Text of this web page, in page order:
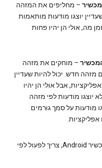
– מחליפים את המזהה
יוצגו מודעות מותאמות
מה, אולי הן יהיו פחות
– מוחקים את מזהה
חדש. יכול להיות שעדיין
אבל אולי הן יהיו
יוצגו מודעות לפי מזהה
מודעות על סמך גורמים
כדי לערוך שינויים במזהה הפרסום במכשיר Android, צריך לפעול לפי